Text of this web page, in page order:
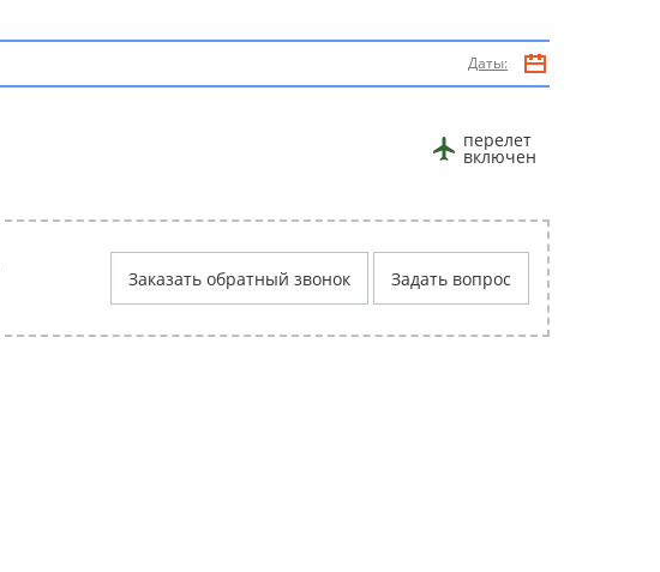
Даты:
перелет
включен
Заказать обратный звонок Задать вопрос